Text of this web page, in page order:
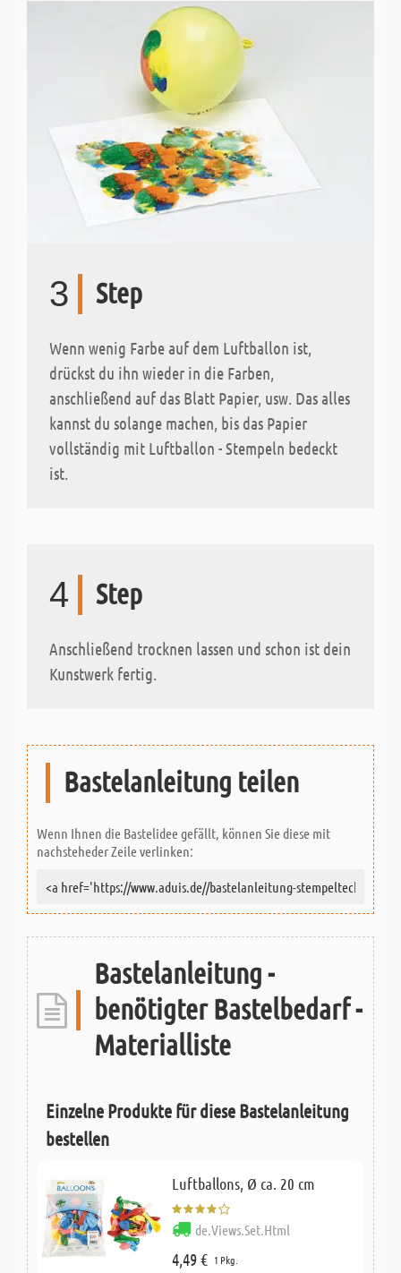
3 Step
Wenn wenig Farbe auf dem Luftballon ist,
drückst du ihn wieder in die Farben,
anschließend auf das Blatt Papier, usw. Das alles
kannst du solange machen, bis das Papier
vollständig mit Luftballon - Stempeln bedeckt
ist.
4 Step
Anschließend trocknen lassen und schon ist dein
Kunstwerk fertig.
Bastelanleitung teilen
Wenn Ihnen die Bastelidee gefällt, können Sie diese mit
nachsteheder Zeile verlinken:
Bastelanleitung -
benötigter Bastelbedarf -
Materialliste
Einzelne Produkte für diese Bastelanleitung
bestellen
Luftballons, Ø ca. 20 cm
de.Views.Set.Html
4,49 € 1 Pkg.